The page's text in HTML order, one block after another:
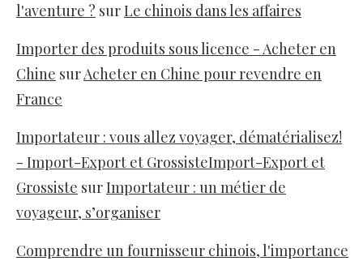
l'aventure ? surLe chinois dans les affaires
Importer des produits sous licence - Acheter en
Chine surAcheter en Chine pour revendre en
France
Importateur : vous allez voyager, dématérialisez!
- Import-Export et GrossisteImport-Export et
Grossiste surImportateur : un métier de
voyageur, s’organiser
Comprendre un fournisseur chinois, l'importance